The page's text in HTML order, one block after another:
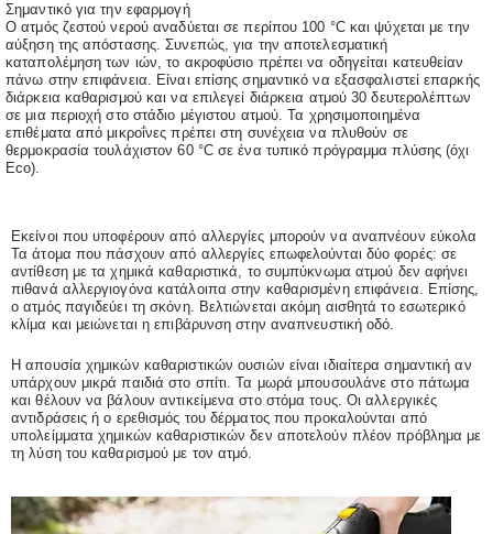
Σημαντικό για την εφαρμογή
Ο ατμός ζεστού νερού αναδύεται σε περίπου 100 °C και ψύχεται με την
αύξηση της απόστασης. Συνεπώς, για την αποτελεσματική
καταπολέμηση των ιών, το ακροφύσιο πρέπει να οδηγείται κατευθείαν
πάνω στην επιφάνεια. Είναι επίσης σημαντικό να εξασφαλιστεί επαρκής
διάρκεια καθαρισμού και να επιλεγεί διάρκεια ατμού 30 δευτερολέπτων
σε μια περιοχή στο στάδιο μέγιστου ατμού. Τα χρησιμοποιημένα
επιθέματα από μικροΐνες πρέπει στη συνέχεια να πλυθούν σε
θερμοκρασία τουλάχιστον 60 °C σε ένα τυπικό πρόγραμμα πλύσης (όχι
Eco).
Εκείνοι που υποφέρουν από αλλεργίες μπορούν να αναπνέουν εύκολα
Τα άτομα που πάσχουν από αλλεργίες επωφελούνται δύο φορές: σε
αντίθεση με τα χημικά καθαριστικά, το συμπύκνωμα ατμού δεν αφήνει
πιθανά αλλεργιογόνα κατάλοιπα στην καθαρισμένη επιφάνεια. Επίσης,
ο ατμός παγιδεύει τη σκόνη. Βελτιώνεται ακόμη αισθητά το εσωτερικό
κλίμα και μειώνεται η επιβάρυνση στην αναπνευστική οδό.
Η απουσία χημικών καθαριστικών ουσιών είναι ιδιαίτερα σημαντική αν
υπάρχουν μικρά παιδιά στο σπίτι. Τα μωρά μπουσουλάνε στο πάτωμα
και θέλουν να βάλουν αντικείμενα στο στόμα τους. Οι αλλεργικές
αντιδράσεις ή ο ερεθισμός του δέρματος που προκαλούνται από
υπολείμματα χημικών καθαριστικών δεν αποτελούν πλέον πρόβλημα με
τη λύση του καθαρισμού με τον ατμό.